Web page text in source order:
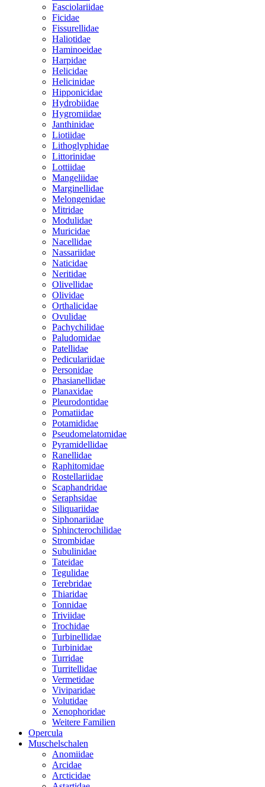
Fasciolariidae
Ficidae
Fissurellidae
Haliotidae
Haminoeidae
Harpidae
Helicidae
Helicinidae
Hipponicidae
Hydrobiidae
Hygromiidae
Janthinidae
Liotiidae
Lithoglyphidae
Littorinidae
Lottiidae
Mangeliidae
Marginellidae
Melongenidae
Mitridae
Modulidae
Muricidae
Nacellidae
Nassariidae
Naticidae
Neritidae
Olivellidae
Olividae
Orthalicidae
Ovulidae
Pachychilidae
Paludomidae
Patellidae
Pediculariidae
Personidae
Phasianellidae
Planaxidae
Pleurodontidae
Pomatiidae
Potamididae
Pseudomelatomidae
Pyramidellidae
Ranellidae
Raphitomidae
Rostellariidae
Scaphandridae
Seraphsidae
Siliquariidae
Siphonariidae
Sphincterochilidae
Strombidae
Subulinidae
Tateidae
Tegulidae
Terebridae
Thiaridae
Tonnidae
Triviidae
Trochidae
Turbinellidae
Turbinidae
Turridae
Turritellidae
Vermetidae
Viviparidae
Volutidae
Xenophoridae
Weitere Familien
Opercula
Muschelschalen
Anomiidae
Arcidae
Arcticidae